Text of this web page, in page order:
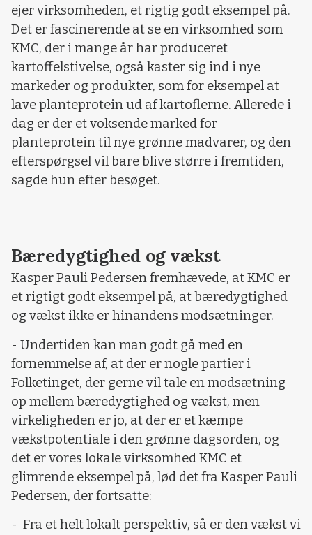
ejer virksomheden, et rigtig godt eksempel på.
Det er fascinerende at se en virksomhed som
KMC, der i mange år har produceret
kartoffelstivelse, også kaster sig ind i nye
markeder og produkter, som for eksempel at
lave planteprotein ud af kartoflerne. Allerede i
dag er der et voksende marked for
planteprotein til nye grønne madvarer, og den
efterspørgsel vil bare blive større i fremtiden,
sagde hun efter besøget.
Bæredygtighed og vækst
Kasper Pauli Pedersen fremhævede, at KMC er
et rigtigt godt eksempel på, at bæredygtighed
og vækst ikke er hinandens modsætninger.
- Undertiden kan man godt gå med en
fornemmelse af, at der er nogle partier i
Folketinget, der gerne vil tale en modsætning
op mellem bæredygtighed og vækst, men
virkeligheden er jo, at der er et kæmpe
vækstpotentiale i den grønne dagsorden, og
det er vores lokale virksomhed KMC et
glimrende eksempel på, lød det fra Kasper Pauli
Pedersen, der fortsatte:
- Fra et helt lokalt perspektiv, så er den vækst vi